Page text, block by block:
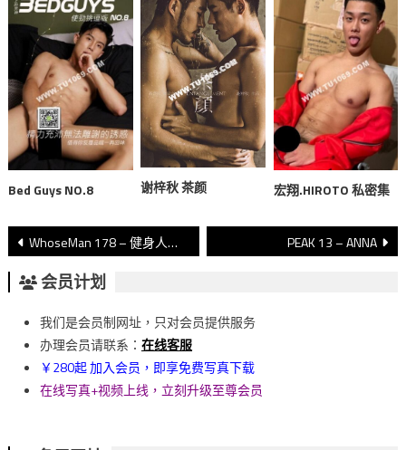
Bed Guys NO.8 谢梓秋 茶颜 宏翔.HIROTO 私密集
文
章
導
覽
WhoseMan 178 – 健身人夫 / 歐教練 PEAK 13 – ANNA
会员计划
我们是会员制网址，只对会员提供服务
办理会员请联系： 在线客服
￥280起 加入会员，即享免费写真下载
在线写真+视频上线，立刻升级至尊会员